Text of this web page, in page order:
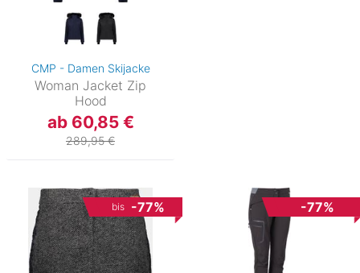
CMP - Damen Skijacke
Woman Jacket Zip
Hood
ab 60,85 €
289,95 €
bis -77% -77%